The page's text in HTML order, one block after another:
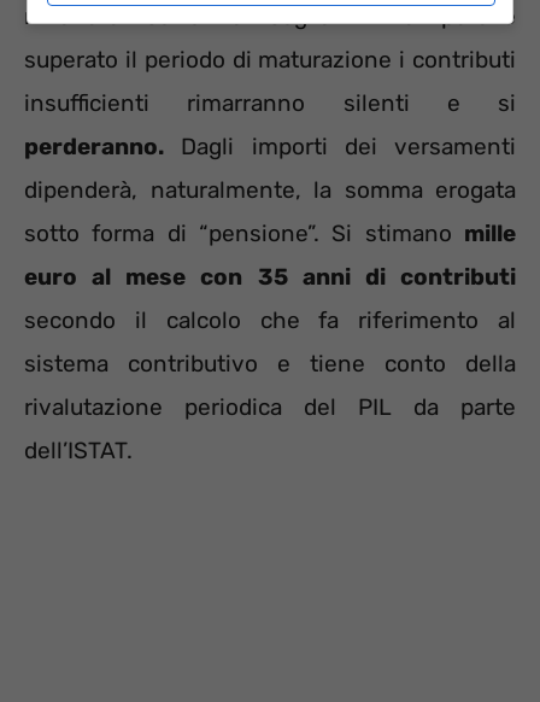
rimanere sotto la soglia limite perché
superato il periodo di maturazione i contributi
insufficienti rimarranno silenti e si
perderanno. Dagli importi dei versamenti
dipenderà, naturalmente, la somma erogata
sotto forma di “pensione”. Si stimano mille
euro al mese con 35 anni di contributi
secondo il calcolo che fa riferimento al
sistema contributivo e tiene conto della
rivalutazione periodica del PIL da parte
dell’ISTAT.